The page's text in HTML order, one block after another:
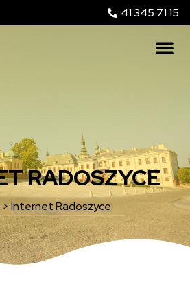
41 345 71 15
RADOSZYCE
> Internet Radoszyce